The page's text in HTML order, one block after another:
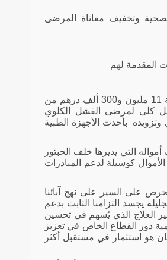
وتخفيف معاناة المرضى
المقدمة لهم
أعلنت “مؤسسة الجليلة” ذراع العطاء لدبي الصحية عن تلقيها تبرعاً بقيمة 11 مليون و300 ألف درهم من
الحبتور، الذي تكفل بتغطية تكاليف 4000 جلسة غسيل كلى لمرضى الفشل الكلوي
بأحدث الأجهزة الطبية
التي يديرها خلف الحبتور
كوسيلة لدعم المبادرات
على السير على نهج آبائنا
يجسد التزامنا الثابت بدعم
العلاج الذي يُسهم في تحسين
دور القطاع الخاص في تعزيز
هو استثمار في مستقبل أكثر